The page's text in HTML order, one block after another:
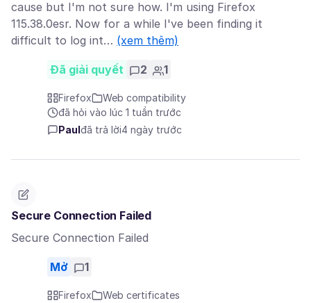
cause but I'm not sure how. I'm using Firefox
115.38.0esr. Now for a while I've been finding it
difficult to log int… (xem thêm)
Đã giải quyết 2 1
Firefox
Web compatibility
đã hỏi vào lúc 1 tuần trước
Paul đã trả lời4 ngày trước
Secure Connection Failed
Secure Connection Failed
Mở 1
Firefox
Web certificates